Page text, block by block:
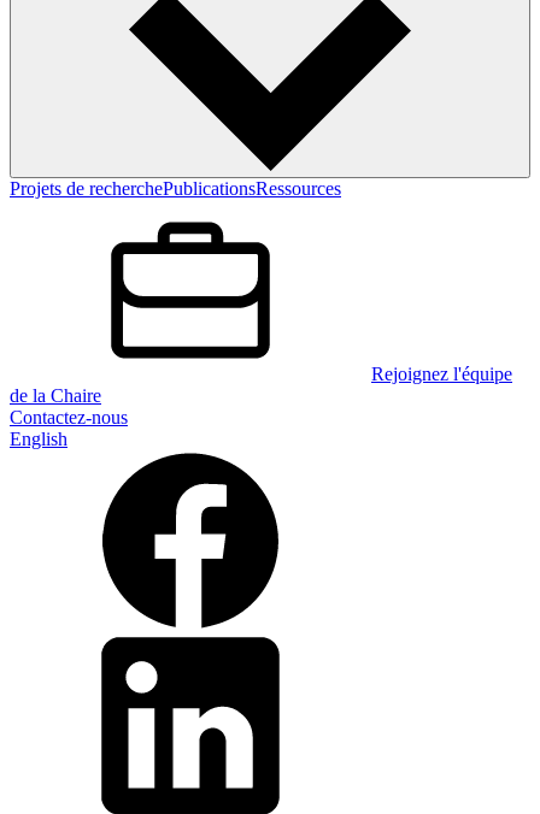
Projets de recherchePublicationsRessources
Rejoignez l'équipe
de la Chaire
Contactez-nous
English